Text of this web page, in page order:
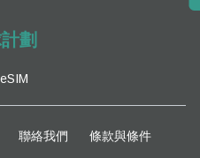
劃
聯絡我們 條款與條件